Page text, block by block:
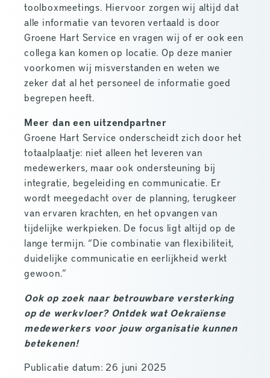
toolboxmeetings. Hiervoor zorgen wij altijd dat
alle informatie van tevoren vertaald is door
Groene Hart Service en vragen wij of er ook een
collega kan komen op locatie. Op deze manier
voorkomen wij misverstanden en weten we
zeker dat al het personeel de informatie goed
begrepen heeft.
Meer dan een uitzendpartner
Groene Hart Service onderscheidt zich door het
totaalplaatje: niet alleen het leveren van
medewerkers, maar ook ondersteuning bij
integratie, begeleiding en communicatie. Er
wordt meegedacht over de planning, terugkeer
van ervaren krachten, en het opvangen van
tijdelijke werkpieken. De focus ligt altijd op de
lange termijn. “Die combinatie van flexibiliteit,
duidelijke communicatie en eerlijkheid werkt
gewoon.”
Ook op zoek naar betrouwbare versterking
op de werkvloer? Ontdek wat Oekraïense
medewerkers voor jouw organisatie kunnen
betekenen!
Publicatie datum: 26 juni 2025